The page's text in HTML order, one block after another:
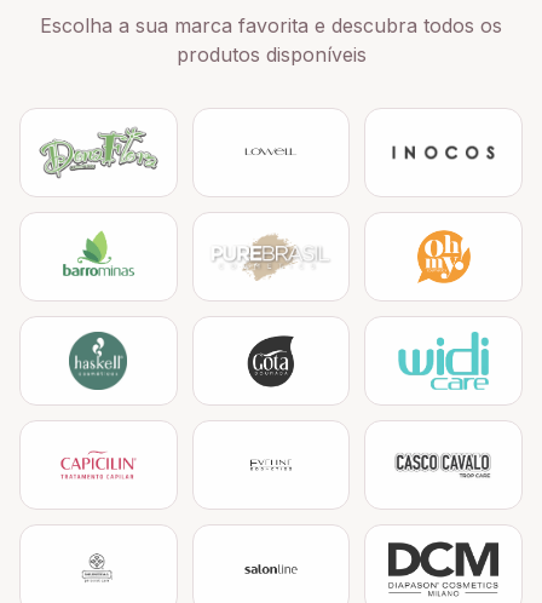
Escolha a sua marca favorita e descubra todos os
produtos disponíveis